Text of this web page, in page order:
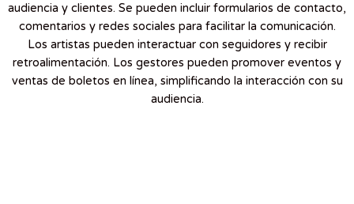
audiencia y clientes. Se pueden incluir formularios de contacto,
comentarios y redes sociales para facilitar la comunicación.
Los artistas pueden interactuar con seguidores y recibir
retroalimentación. Los gestores pueden promover eventos y
ventas de boletos en línea, simplificando la interacción con su
audiencia.